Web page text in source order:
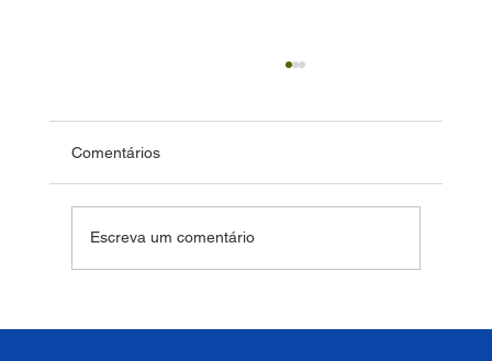
Comentários
Escreva um comentário